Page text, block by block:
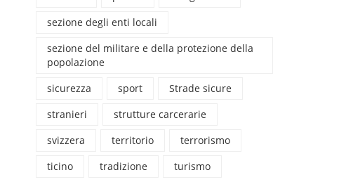
sezione degli enti locali
sezione del militare e della protezione della
popolazione
sicurezza
sport
Strade sicure
stranieri
strutture carcerarie
svizzera
territorio
terrorismo
ticino
tradizione turismo